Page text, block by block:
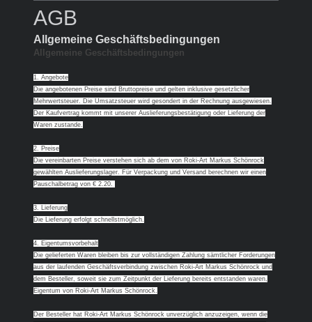
AGB
Allgemeine Geschäftsbedingungen
Allgemeine Geschäftsbedingungen
1. Angebote
Die angebotenen Preise sind Bruttopreise und gelten inklusive gesetzlicher
Mehrwertsteuer. Die Umsatzsteuer wird gesondert in der Rechnung ausgewiesen.
Der Kaufvertrag kommt mit unserer Auslieferungsbestätigung oder Lieferung der
Waren zustande.
2. Preise
Die vereinbarten Preise verstehen sich ab dem von Roki-Art Markus Schönrock
gewählten Auslieferungslager. Für Verpackung und Versand berechnen wir einen
Pauschalbetrag von € 2.20.
3. Lieferung
Die Lieferung erfolgt schnellstmöglich.
4. Eigentumsvorbehalt
Die gelieferten Waren bleiben bis zur vollständigen Zahlung sämtlicher Forderungen
aus der laufenden Geschäftsverbindung zwischen Roki-Art Markus Schönrock und
dem Besteller, soweit sie zum Zeitpunkt der Lieferung bereits entstanden waren,
Eigentum von Roki-Art Markus Schönrock.
Der Besteller hat Roki-Art Markus Schönrock unverzüglich anzuzeigen, wenn die